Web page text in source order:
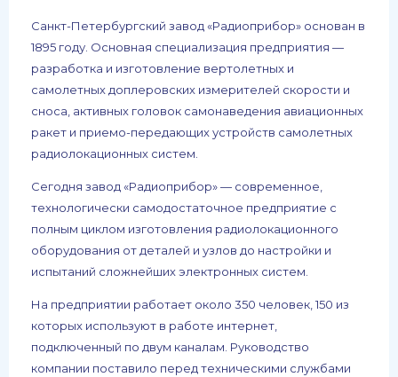
Санкт-Петербургский завод «Радиоприбор» основан в
1895 году. Основная специализация предприятия —
разработка и изготовление вертолетных и
самолетных доплеровских измерителей скорости и
сноса, активных головок самонаведения авиационных
ракет и приемо-передающих устройств самолетных
радиолокационных систем.
Сегодня завод «Радиоприбор» — современное,
технологически самодостаточное предприятие с
полным циклом изготовления радиолокационного
оборудования от деталей и узлов до настройки и
испытаний сложнейших электронных систем.
На предприятии работает около 350 человек, 150 из
которых используют в работе интернет,
подключенный по двум каналам. Руководство
компании поставило перед техническими службами